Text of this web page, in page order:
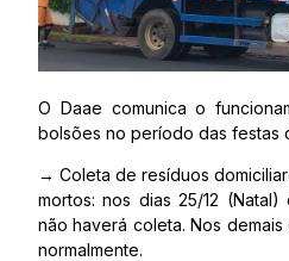
O Daae comunica o
bolsões no período das festas
→ Coleta de resíduos
mortos: nos dias 25/12 (Natal)
não haverá coleta. Nos
normalmente.